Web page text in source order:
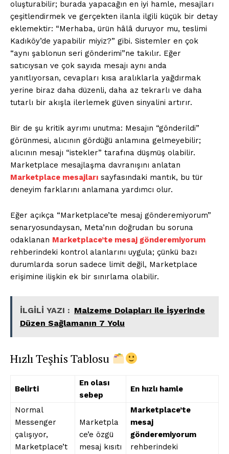
oluşturabilir; burada yapacağın en iyi hamle, mesajları
çeşitlendirmek ve gerçekten ilanla ilgili küçük bir detay
eklemektir: “Merhaba, ürün hâlâ duruyor mu, teslimi
Kadıköy’de yapabilir miyiz?” gibi. Sistemler en çok
“aynı şablonun seri gönderimi”ne takılır. Eğer
satıcıysan ve çok sayıda mesajı aynı anda
yanıtlıyorsan, cevapları kısa aralıklarla yağdırmak
yerine biraz daha düzenli, daha az tekrarlı ve daha
tutarlı bir akışla ilerlemek güven sinyalini artırır.
Bir de şu kritik ayrımı unutma: Mesajın “gönderildi”
görünmesi, alıcının gördüğü anlamına gelmeyebilir;
alıcının mesajı “istekler” tarafına düşmüş olabilir.
Marketplace mesajlaşma davranışını anlatan
Marketplace mesajları sayfasındaki mantık, bu tür
deneyim farklarını anlamana yardımcı olur.
Eğer açıkça “Marketplace’te mesaj gönderemiyorum”
senaryosundaysan, Meta’nın doğrudan bu soruna
odaklanan Marketplace’te mesaj gönderemiyorum
rehberindeki kontrol alanlarını uygula; çünkü bazı
durumlarda sorun sadece limit değil, Marketplace
erişimine ilişkin ek bir sınırlama olabilir.
İLGİLİ YAZI : Malzeme Dolapları ile İşyerinde
Düzen Sağlamanın 7 Yolu
Hızlı Teşhis Tablosu
Belirti
En olası
sebep
En hızlı hamle
Normal
Messenger
çalışıyor,
Marketplace’t
Marketpla
ce’e özgü
mesaj kısıtı
Marketplace’te
mesaj
gönderemiyorum
rehberindeki